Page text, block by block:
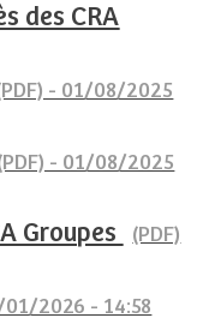
des CRA
- 01/08/2025
- 01/08/2025
Groupes
(PDF)
01/2026 - 14:58